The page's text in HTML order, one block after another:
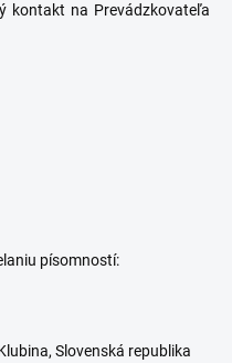
kontakt na Prevádzkovateľa
písomností:
Slovenská republika